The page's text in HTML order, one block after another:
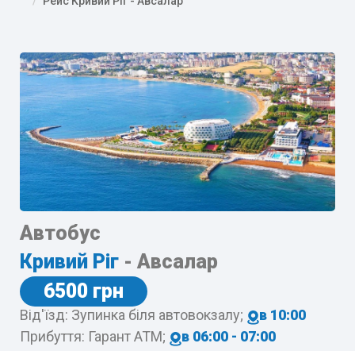
Автобус
Кривий Ріг - Авсалар
6500 грн
Від'їзд: Зупинка біля автовокзалу;
в 10:00
Прибуття: Гарант АТМ;
в 06:00 - 07:00